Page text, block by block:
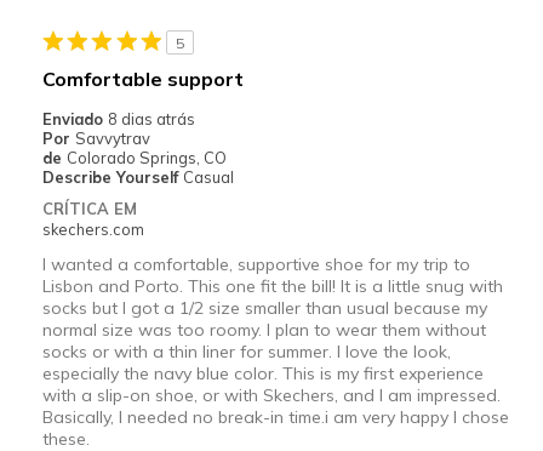
5
Comfortable support
Enviado 8 dias atrás
Por Savvytrav
de Colorado Springs, CO
Describe Yourself Casual
CRÍTICA EM
skechers.com
I wanted a comfortable, supportive shoe for my trip to
Lisbon and Porto. This one fit the bill! It is a little snug with
socks but I got a 1/2 size smaller than usual because my
normal size was too roomy. I plan to wear them without
socks or with a thin liner for summer. I love the look,
especially the navy blue color. This is my first experience
with a slip-on shoe, or with Skechers, and I am impressed.
Basically, I needed no break-in time.i am very happy I chose
these.